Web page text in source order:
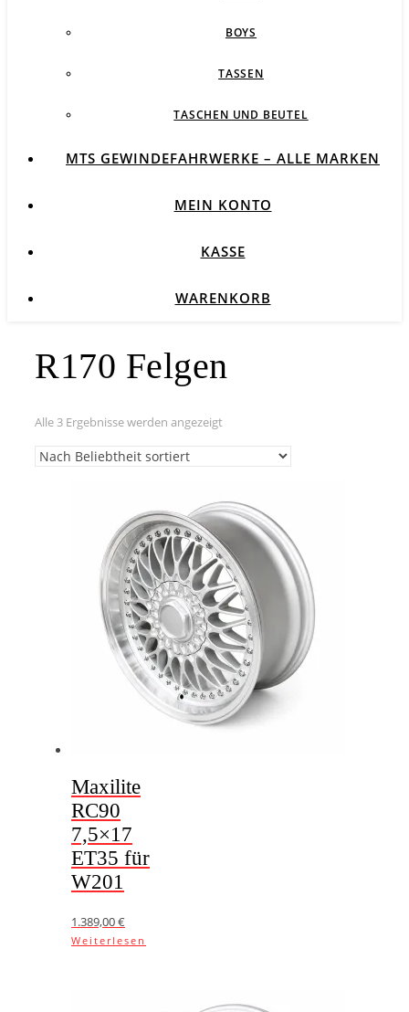
BOYS
TASSEN
TASCHEN UND BEUTEL
MTS GEWINDEFAHRWERKE – ALLE MARKEN
MEIN KONTO
KASSE
WARENKORB
R170 Felgen
Alle 3 Ergebnisse werden angezeigt
Maxilite
RC90
7,5×17
ET35 für
W201
1.389,00€
Weiterlesen